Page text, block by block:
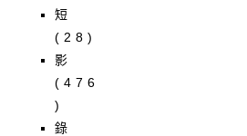
短
(28)
影
(476
)
錄